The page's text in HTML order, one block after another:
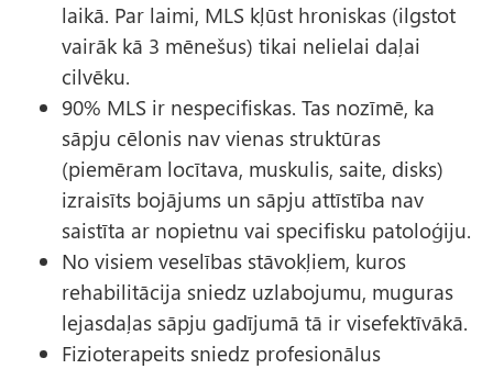
laikā. Par laimi, MLS kļūst hroniskas (ilgstot
vairāk kā 3 mēnešus) tikai nelielai daļai
cilvēku.
90% MLS ir nespecifiskas. Tas nozīmē, ka
sāpju cēlonis nav vienas struktūras
(piemēram locītava, muskulis, saite, disks)
izraisīts bojājums un sāpju attīstība nav
saistīta ar nopietnu vai specifisku patoloģiju.
No visiem veselības stāvokļiem, kuros
rehabilitācija sniedz uzlabojumu, muguras
lejasdaļas sāpju gadījumā tā ir visefektīvākā.
Fizioterapeits sniedz profesionālus